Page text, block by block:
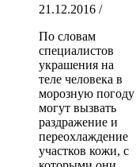
21.12.2016 /
По словам
специалистов
украшения на
теле человека в
морозную погоду
могут вызвать
раздражение и
переохлаждение
участков кожи, с